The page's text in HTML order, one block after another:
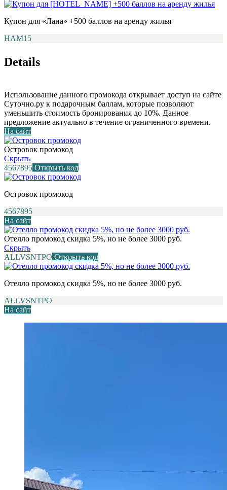
Купон для «Лана» +500 баллов на аренду жилья
НАМ15
Details
Использование данного промокода открывает доступ на сайте
Суточно.ру к подарочным баллам, которые позволяют
уменьшить стоимость бронирования до 10%. Данное
предложение актуально в течение ограниченного времени.
На сайт
Островок промокод
Скрыть
4567895 Открыть код
Островок промокод
4567895
На сайт
Отелло промокод скидка 5%, но не более 3000 руб.
Скрыть
ALLVSNTPO Открыть код
Отелло промокод скидка 5%, но не более 3000 руб.
ALLVSNTPO
На сайт